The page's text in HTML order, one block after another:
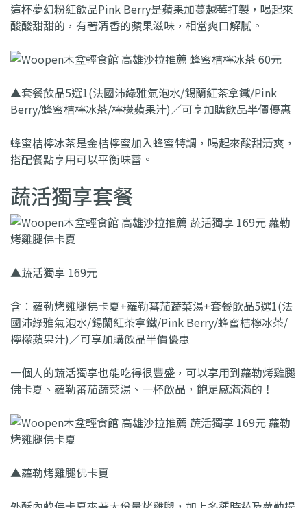
這杯夢幻粉紅飲品Pink Berry是蘋果加蔓越莓打製，喝起來
酸酸甜甜的，有著清香的蘋果滋味，相當爽口解膩。
▲套餐飲品5選1(法國沛綠雅氣泡水/錫蘭紅茶拿鐵/Pink
Berry/蜂蜜桔檸冰茶/檸檬蘋果汁)／可享加購飲品半價優惠
蜂蜜桔檸冰茶是金桔檸蜜加入蜂蜜特調，喝起來酸甜清爽，
搭配餐點享用可以平衡味蕾。
蔬活獨享套餐
▲蔬活獨享 169元
含：蘿勒烤雞腿佛卡夏+蘿勒蕃茄蔬菜湯+套餐飲品5選1(法
國沛綠雅氣泡水/錫蘭紅茶拿鐵/Pink Berry/蜂蜜桔檸冰茶/
檸檬蘋果汁)／可享加購飲品半價優惠
一個人的蔬活獨享也能吃得很豐盛，可以享用到蘿勒烤雞腿
佛卡夏、蘿勒蕃茄蔬菜湯、一杯飲品，飽足感滿滿的！
▲蘿勒烤雞腿佛卡夏